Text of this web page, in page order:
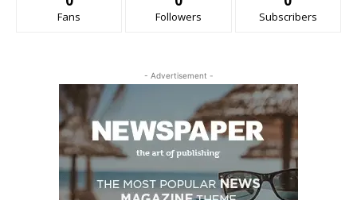
Fans Followers Subscribers
- Advertisement -